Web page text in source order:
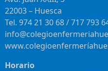
22003 – Huesca
Tel. 974 21 30 68 / 717 793
Horario